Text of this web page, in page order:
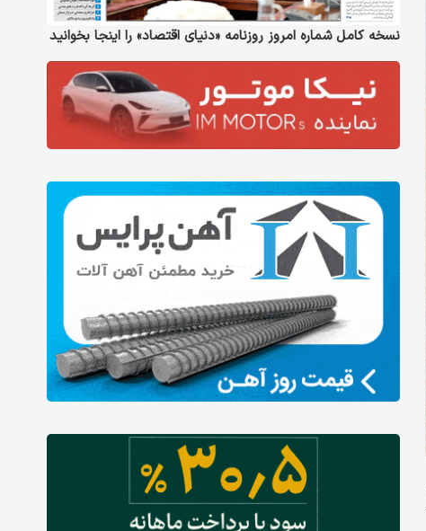
نسخه کامل شماره امروز روزنامه «دنیای‌ اقتصاد» را اینجا بخوانید